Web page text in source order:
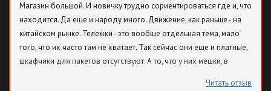
Магазин большой. И новичку трудно сориентироваться где и, что
находится. Да еще и народу много. Движение, как раньше - на
китайском рынке. Тележки - это вообще отдельная тема, мало
того, что их часто там не хватает. Так сейчас они еще и платные,
шкафчики для пакетов отсутствуют. А то, что у них мешки, в
Читать отзыв